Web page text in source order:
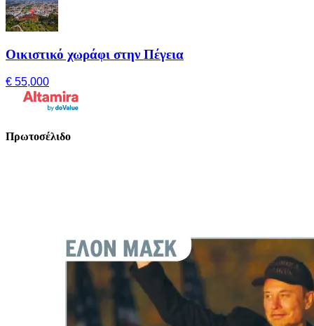
Οικιστικό χωράφι στην Πέγεια
€ 55,000
Πρωτοσέλιδο